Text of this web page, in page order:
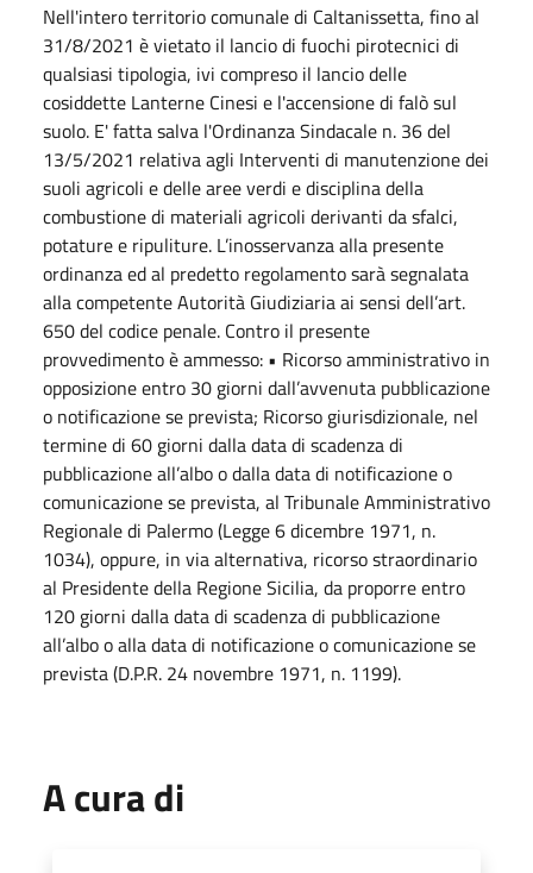
Nell'intero territorio comunale di Caltanissetta, fino al
31/8/2021 è vietato il lancio di fuochi pirotecnici di
qualsiasi tipologia, ivi compreso il lancio delle
cosiddette Lanterne Cinesi e l'accensione di falò sul
suolo. E' fatta salva l'Ordinanza Sindacale n. 36 del
13/5/2021 relativa agli Interventi di manutenzione dei
suoli agricoli e delle aree verdi e disciplina della
combustione di materiali agricoli derivanti da sfalci,
potature e ripuliture. L’inosservanza alla presente
ordinanza ed al predetto regolamento sarà segnalata
alla competente Autorità Giudiziaria ai sensi dell’art.
650 del codice penale. Contro il presente
provvedimento è ammesso: • Ricorso amministrativo in
opposizione entro 30 giorni dall’avvenuta pubblicazione
o notificazione se prevista; Ricorso giurisdizionale, nel
termine di 60 giorni dalla data di scadenza di
pubblicazione all’albo o dalla data di notificazione o
comunicazione se prevista, al Tribunale Amministrativo
Regionale di Palermo (Legge 6 dicembre 1971, n.
1034), oppure, in via alternativa, ricorso straordinario
al Presidente della Regione Sicilia, da proporre entro
120 giorni dalla data di scadenza di pubblicazione
all’albo o alla data di notificazione o comunicazione se
prevista (D.P.R. 24 novembre 1971, n. 1199).
A cura di